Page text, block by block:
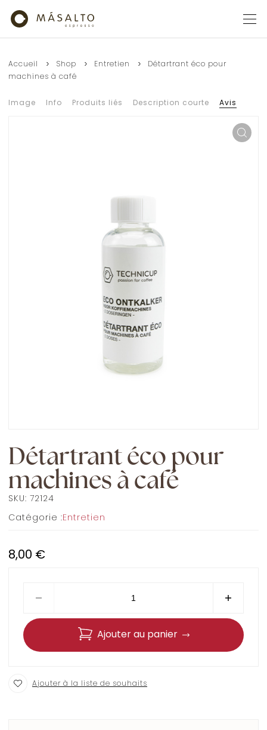
Accueil Shop Entretien
Détartrant éco pour
machines à café
Image Info Produits liés Description courte Avis
Détartrant éco pour
machines à café
SKU: 72124
Catégorie :Entretien
8,00 €
Ajouter au panier
Ajouter à la liste de souhaits